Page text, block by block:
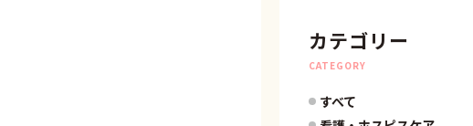
カテゴリー
CATEGORY
すべて